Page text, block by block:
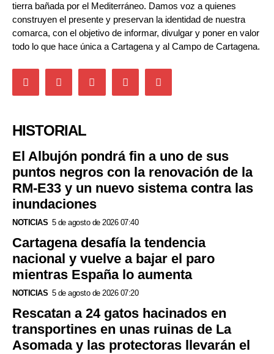
tierra bañada por el Mediterráneo. Damos voz a quienes
construyen el presente y preservan la identidad de nuestra
comarca, con el objetivo de informar, divulgar y poner en valor
todo lo que hace única a Cartagena y al Campo de Cartagena.
HISTORIAL
El Albujón pondrá fin a uno de sus
puntos negros con la renovación de la
RM-E33 y un nuevo sistema contra las
inundaciones
NOTICIAS 5 de agosto de 2026 07:40
Cartagena desafía la tendencia
nacional y vuelve a bajar el paro
mientras España lo aumenta
NOTICIAS 5 de agosto de 2026 07:20
Rescatan a 24 gatos hacinados en
transportines en unas ruinas de La
Asomada y las protectoras llevarán el